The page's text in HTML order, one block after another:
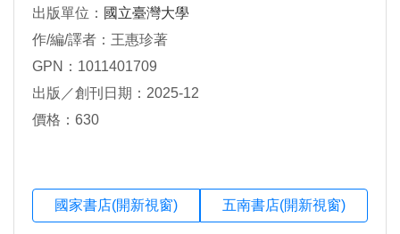
出版單位： 國立臺灣大學
作/編/譯者：王惠珍著
GPN：1011401709
出版／創刊日期：2025-12
價格：630
國家書店(開新視窗) 五南書店(開新視窗)